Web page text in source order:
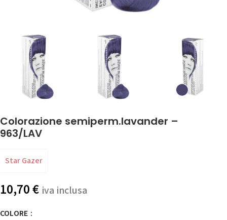
Colorazione semiperm.lavander –
963/LAV
Star Gazer
10,70€ iva inclusa
COLORE